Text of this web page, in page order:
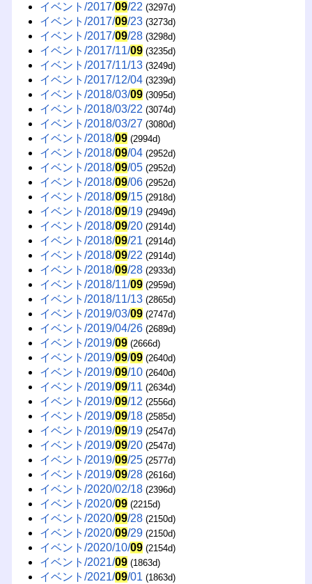
イベント/2017/09/22 (3297d)
イベント/2017/09/23 (3273d)
イベント/2017/09/28 (3298d)
イベント/2017/11/09 (3235d)
イベント/2017/11/13 (3249d)
イベント/2017/12/04 (3239d)
イベント/2018/03/09 (3095d)
イベント/2018/03/22 (3074d)
イベント/2018/03/27 (3080d)
イベント/2018/09 (2994d)
イベント/2018/09/04 (2952d)
イベント/2018/09/05 (2952d)
イベント/2018/09/06 (2952d)
イベント/2018/09/15 (2918d)
イベント/2018/09/19 (2949d)
イベント/2018/09/20 (2914d)
イベント/2018/09/21 (2914d)
イベント/2018/09/22 (2914d)
イベント/2018/09/28 (2933d)
イベント/2018/11/09 (2959d)
イベント/2018/11/13 (2865d)
イベント/2019/03/09 (2747d)
イベント/2019/04/26 (2689d)
イベント/2019/09 (2666d)
イベント/2019/09/09 (2640d)
イベント/2019/09/10 (2640d)
イベント/2019/09/11 (2634d)
イベント/2019/09/12 (2556d)
イベント/2019/09/18 (2585d)
イベント/2019/09/19 (2547d)
イベント/2019/09/20 (2547d)
イベント/2019/09/25 (2577d)
イベント/2019/09/28 (2616d)
イベント/2020/02/18 (2396d)
イベント/2020/09 (2215d)
イベント/2020/09/28 (2150d)
イベント/2020/09/29 (2150d)
イベント/2020/10/09 (2154d)
イベント/2021/09 (1863d)
イベント/2021/09/01 (1863d)